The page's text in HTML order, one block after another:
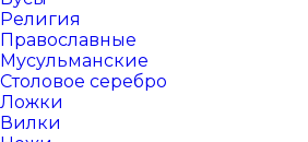
Религия
Православные
Мусульманские
Столовое серебро
Ложки
Вилки